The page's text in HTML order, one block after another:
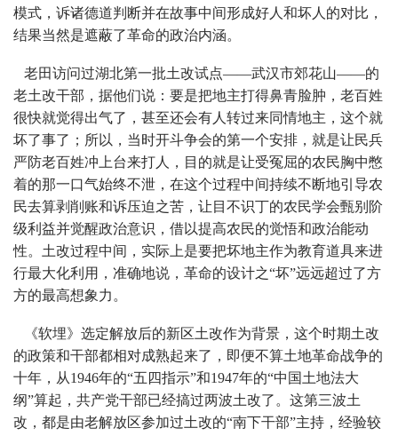
模式，诉诸德道判断并在故事中间形成好人和坏人的对比，
结果当然是遮蔽了革命的政治内涵。
老田访问过湖北第一批土改试点——武汉市郊花山——的
老土改干部，据他们说：要是把地主打得鼻青脸肿，老百姓
很快就觉得出气了，甚至还会有人转过来同情地主，这个就
坏了事了；所以，当时开斗争会的第一个安排，就是让民兵
严防老百姓冲上台来打人，目的就是让受冤屈的农民胸中憋
着的那一口气始终不泄，在这个过程中间持续不断地引导农
民去算剥削账和诉压迫之苦，让目不识丁的农民学会甄别阶
级利益并觉醒政治意识，借以提高农民的觉悟和政治能动
性。土改过程中间，实际上是要把坏地主作为教育道具来进
行最大化利用，准确地说，革命的设计之“坏”远远超过了方
方的最高想象力。
《软埋》选定解放后的新区土改作为背景，这个时期土改
的政策和干部都相对成熟起来了，即便不算土地革命战争的
十年，从1946年的“五四指示”和1947年的“中国土地法大
纲”算起，共产党干部已经搞过两波土改了。这第三波土
改，都是由老解放区参加过土改的“南下干部”主持，经验较